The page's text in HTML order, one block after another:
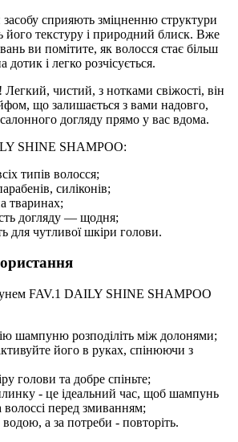
сприяють зміцненню структури
його текстуру і природний блиск. Вже
ви помітите, як волосся стає більш
і легко розчісується.
чистий, з нотками свіжості, він
що залишається з вами надовго,
догляду прямо у вас вдома.
SHINE SHAMPOO:
типів волосся;
силіконів;
тваринах;
догляду — щодня;
для чутливої шкіри голови.
FAV.1 DAILY SHINE SHAMPOO
шампуню розподіліть між долонями;
його в руках, спінюючи з
голови та добре спіньте;
- це ідеальний час, щоб шампунь
перед змиванням;
а за потреби - повторіть.